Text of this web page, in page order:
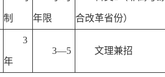
制 年限 合改革省份）
3
年
3—5 文理兼招